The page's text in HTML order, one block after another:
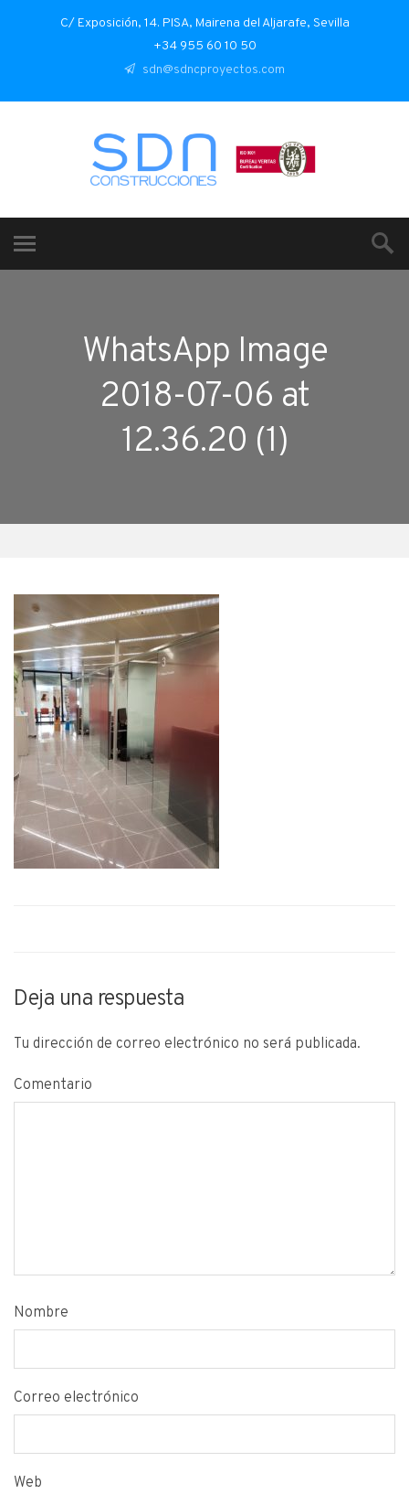
C/ Exposición, 14. PISA, Mairena del Aljarafe, Sevilla
+34 955 60 10 50
sdn@sdncproyectos.com
WhatsApp Image
2018-07-06 at
12.36.20 (1)
Google+
Deja una respuesta
Tu dirección de correo electrónico no será publicada.
Comentario
Nombre
Correo electrónico
Web